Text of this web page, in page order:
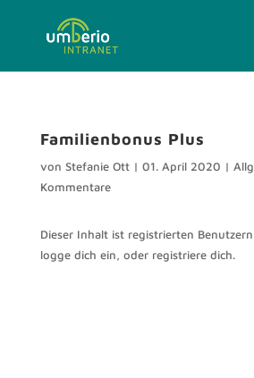
Familienbonus Plus
von Stefanie Ott| 01. April 2020 |
Kommentare
Dieser Inhalt ist registrierten
logge dich ein, oder registriere dich.